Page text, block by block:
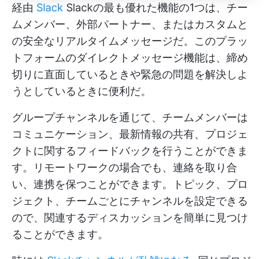
経由 Slack Slackの最も優れた機能の1つは、チー
ムメンバー、外部パートナー、またはカスタムと
の安全なリアルタイムメッセージだ。このプラッ
トフォームのダイレクトメッセージ機能は、締め
切りに直面しているときや緊急の問題を解決しよ
うとしているときに便利だ。
グループチャンネルを通じて、チームメンバーは
コミュニケーション、最新情報の共有、プロジェ
クトに関するフィードバックを行うことができま
す。リモートワークの場合でも、連絡を取り合
い、連携を保つことができます。トピック、プロ
ジェクト、チームごとにチャンネルを設定できる
ので、関連するディスカッションを簡単に見つけ
ることができます。